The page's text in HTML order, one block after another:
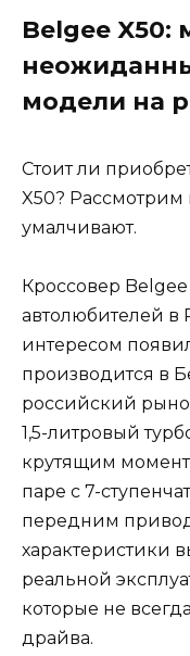
Belgee X50:
модели на
Стоит ли
X50? Рассмотрим
умалчивают.
Кроссовер
автолюбителей в
интересом
производится в
российский
1,5-литровый
крутящим
паре с 7-
передним
характеристики
реальной
которые не
драйва.